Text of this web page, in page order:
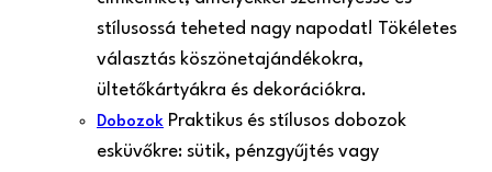
stílusossá teheted nagy napodat! Tökéletes
választás köszönetajándékokra,
ültetőkártyákra és dekorációkra.
Dobozok Praktikus és stílusos dobozok
esküvőkre: sütik, pénzgyűjtés vagy